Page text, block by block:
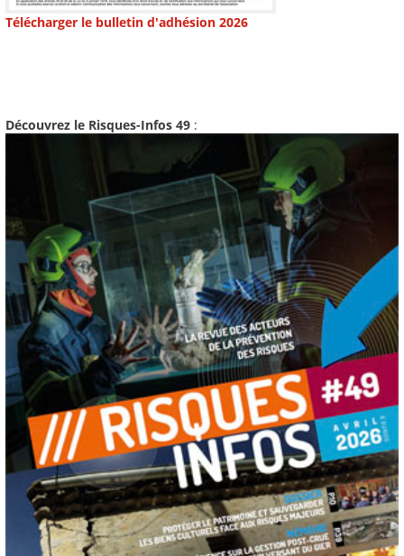
Télécharger le bulletin d'adhésion 2026
Découvrez le Risques-Infos 49 :